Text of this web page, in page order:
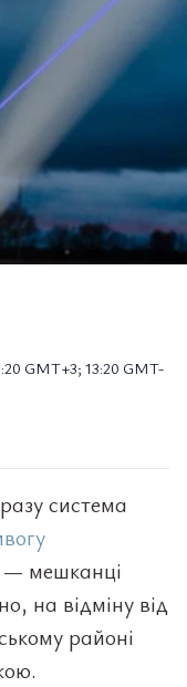
GMT+3; 13:20 GMT-
система
мешканці
на відміну від
районі